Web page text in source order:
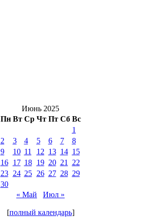
Июнь 2025
Пн Вт Ср Чт Пт Сб Вс
1
2
3 4 5 6 7
8
9
10 11 12 13 14 15
16
17 18 19 20 21
22
23
24 25 26 27 28 29
30
« Май
Июл »
[полный календарь]